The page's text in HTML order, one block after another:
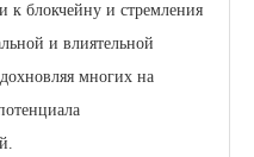
к блокчейну и стремления
и влиятельной
многих на